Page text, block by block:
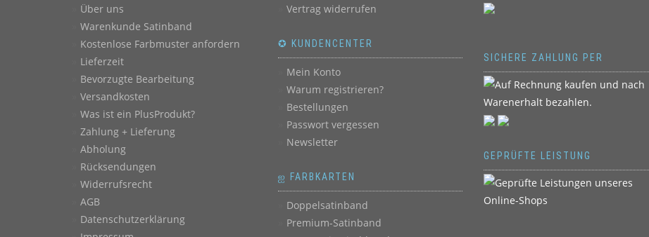
Über uns
Warenkunde Satinband
Kostenlose Farbmuster anfordern
Lieferzeit
Bevorzugte Bearbeitung
Versandkosten
Was ist ein PlusProdukt?
Zahlung + Lieferung
Abholung
Rücksendungen
Widerrufsrecht
AGB
Datenschutzerklärung
Vertrag widerrufen
✪ KUNDENCENTER
Mein Konto
Warum registrieren?
Bestellungen
Passwort vergessen
Newsletter
ஐ FARBKARTEN
Doppelsatinband
Premium-Satinband
SICHERE ZAHLUNG PER
GEPRÜFTE LEISTUNG